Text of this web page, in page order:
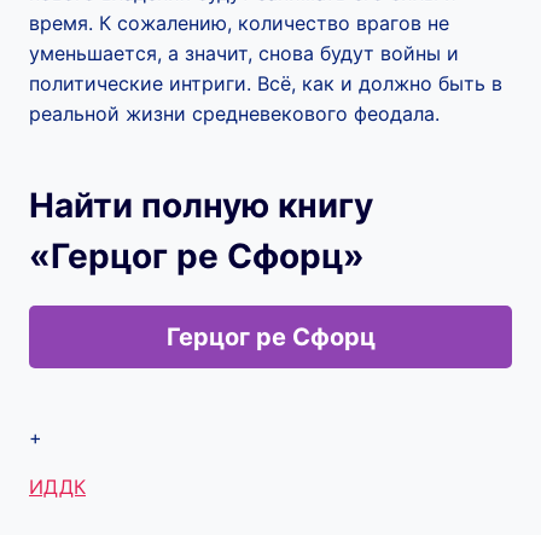
время. К сожалению, количество врагов не
уменьшается, а значит, снова будут войны и
политические интриги. Всё, как и должно быть в
реальной жизни средневекового феодала.
Найти полную книгу
«Герцог ре Сфорц»
Герцог ре Сфорц
+
Метки
ИДДК